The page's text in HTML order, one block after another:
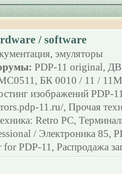
/ software
эмуляторы
PDP-11 original ,
, БК 0010 / 11 / 11M
изображений PDP-
11.ru/, Прочая
Retro PC,
/ Электроника 85,
PDP-11 , Распродажа